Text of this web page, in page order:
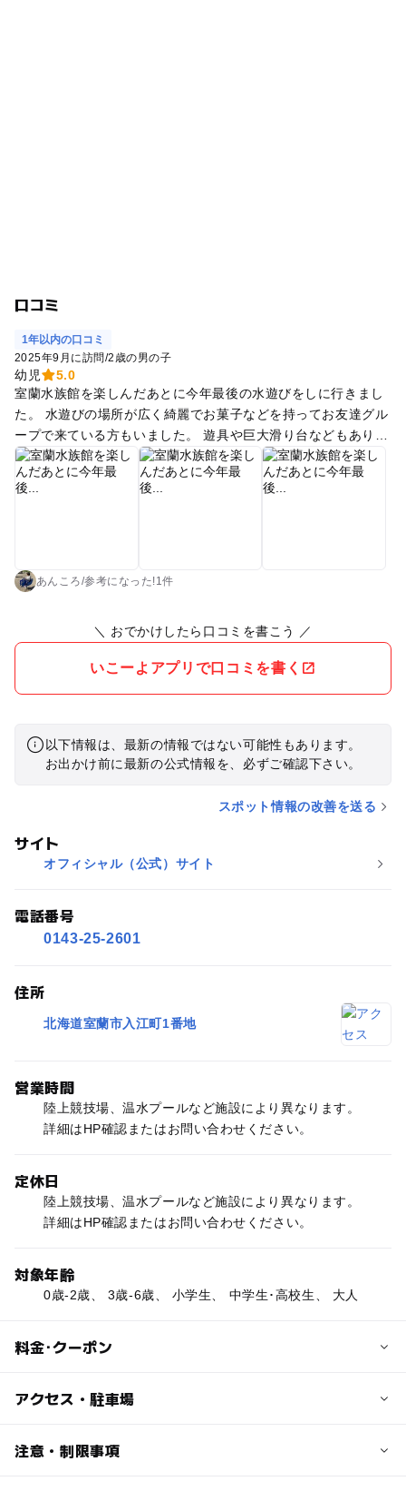
口コミ
1年以内の口コミ
2025年9月に訪問/2歳の男の子
幼児
5.0
室蘭水族館を楽しんだあとに今年最後の水遊びをしに行きまし
た。 水遊びの場所が広く綺麗でお菓子などを持ってお友達グル
ープで来ている方もいました。 遊具や巨大滑り台などもあり水
遊びよりそっちが楽しかったようです。 駐車場と公園はテニス
コートを挟んであるくらいの距離でアウトドアのキャリーワゴ
ンに荷物を入れて運ぶと楽ちんかと思います😊
あんころ/参考に なった!1件
＼ おでかけしたら口コミを書こう ／
いこーよアプリで口コミを書く
以下情報は、最新の情報ではない可能性もあります。
お出かけ前に最新の公式情報を、必ずご確認下さい。
スポット情報の改善を送る
サイト
オフィシャル（公式）サイト
電話番号
0143-25-2601
住所
北海道室蘭市入江町1番地
営業時間
陸上競技場、温水プールなど施設により異なります。
詳細はHP確認またはお問い合わせください。
定休日
陸上競技場、温水プールなど施設により異なります。
詳細はHP確認またはお問い合わせください。
対象年齢
0歳-2歳、 3歳-6歳、 小学生、 中学生･高校生、 大人
料金･クーポン
子供の料金
アクセス・駐車場
交通アクセス
注意・制限事項